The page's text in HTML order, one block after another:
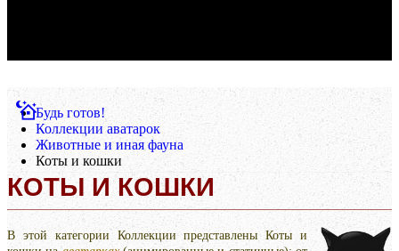
Будь готов!
Коллекции аватарок
Животные и иная фауна
Коты и кошки
КОТЫ И КОШКИ
В этой категории Коллекции представлены Коты и